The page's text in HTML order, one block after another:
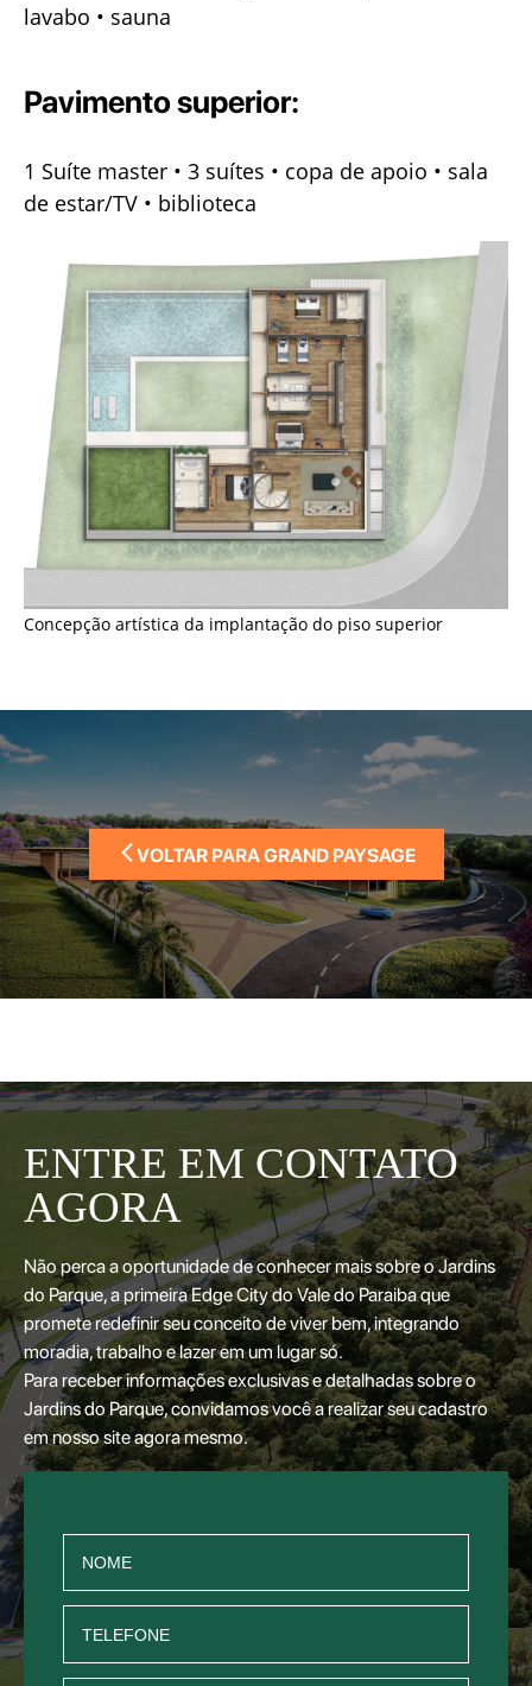
lavabo • sauna
Pavimento superior:
1 Suíte master • 3 suítes • copa de apoio • sala
de estar/TV • biblioteca
Concepção artística da implantação do piso superior
VOLTAR PARA GRAND PAYSAGE
ENTRE EM CONTATO
AGORA
Não perca a oportunidade de conhecer mais sobre o Jardins
do Parque, a primeira Edge City do Vale do Paraiba que
promete redefinir seu conceito de viver bem, integrando
moradia, trabalho e lazer em um lugar só.
Para receber informações exclusivas e detalhadas sobre o
Jardins do Parque, convidamos você a realizar seu cadastro
em nosso site agora mesmo.